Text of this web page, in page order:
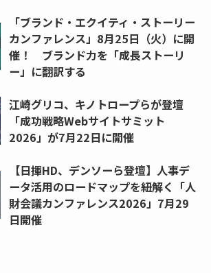
「ブランド・エクイティ・ストーリー
カンファレンス」8月25日（火）に開
催！ ブランド力を「成長ストーリ
ー」に翻訳する
江崎グリコ、キノトロープらが登壇
「成功戦略Webサイトサミット
2026」が7月22日に開催
【日揮HD、デンソーら登壇】人事デ
ータ活用のロードマップを紐解く「人
財会議カンファレンス2026」7月29
日開催